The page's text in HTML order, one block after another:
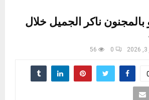
ناكر الجميل خلال
0
56